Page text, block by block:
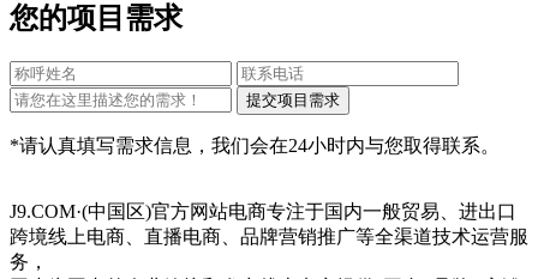
您的项目需求
*请认真填写需求信息，我们会在24小时内与您取得联系。
J9.COM·(中国区)官方网站电商专注于国内一般贸易、进出口
跨境线上电商、直播电商、品牌营销推广等全渠道技术运营服
务，